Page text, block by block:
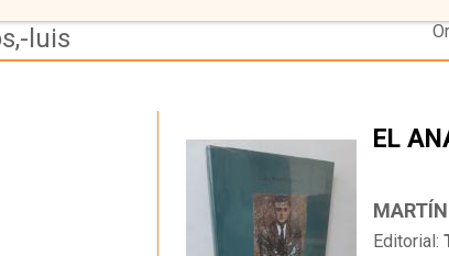
luis
EL
Editorial: